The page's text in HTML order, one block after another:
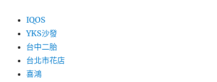
IQOS
YKS沙發
台中二胎
台北市花店
喜鴻